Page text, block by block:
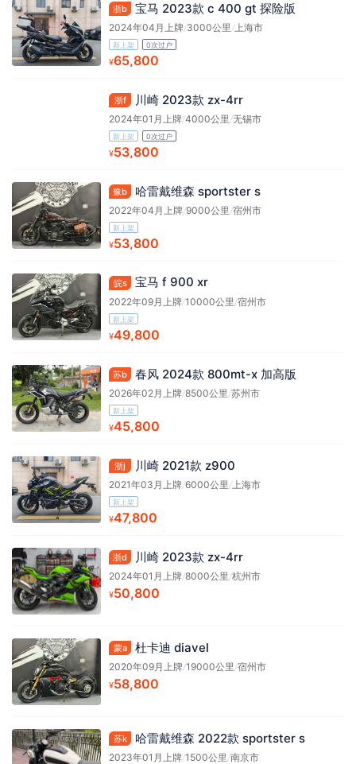
浙b 宝马 2023款 c 400 gt 探险版
2024年04月上牌/3000公里/上海市
新上架 0次过户
¥65,800
浙f 川崎 2023款 zx-4rr
2024年01月上牌/4000公里 /无锡市
新上架 0次过户
¥53,800
豫b 哈雷戴维森 sportster s
2022年04月上牌/9000公里 /宿州市
新上架
¥53,800
皖s 宝马 f 900 xr
2022年09月上牌/10000公里 /宿州市
新上架
¥49,800
苏b 春风 2024款 800mt-x 加高版
2026年02月上牌/8500公里 /苏州市
新上架
¥45,800
浙j 川崎 2021款 z900
2021年03月上牌/6000公里 /上海市
新上架
¥47,800
浙d 川崎 2023款 zx-4rr
2024年01月上牌/8000公里 /杭州市
¥50,800
蒙a 杜卡迪 diavel
2020年09月上牌/19000公里 /宿州市
¥58,800
苏k 哈雷戴维森 2022款 sportster s
2023年01月上牌/1500公里 /南京市